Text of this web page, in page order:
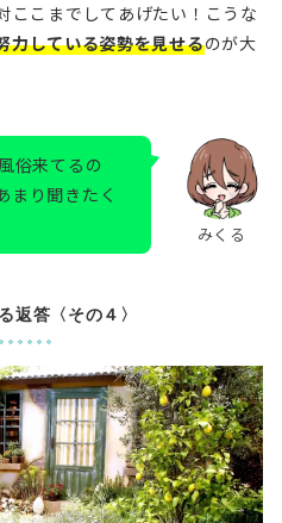
こまでしてあげたい！こうな
力している姿勢を見せるのが大
みくる
俗来てるの
まり聞きたく
返答〈その４〉